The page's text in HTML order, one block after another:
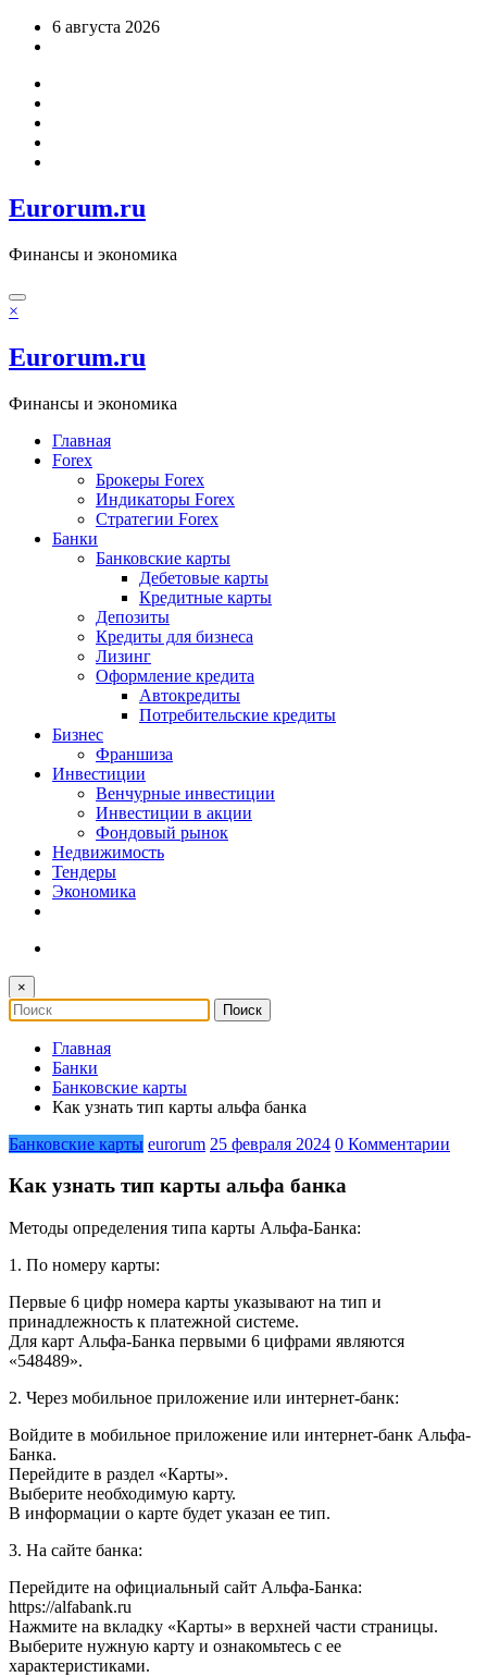
Перейти6 августа 2026
Eurorum.ru
Финансы и экономика
×
Eurorum.ru
Финансы и экономика
Главная
Forex
Брокеры Forex
Индикаторы Forex
Стратегии Forex
Банки
Банковские карты
Дебетовые карты
Кредитные карты
Депозиты
Кредиты для бизнеса
Лизинг
Оформление кредита
Автокредиты
Потребительские кредиты
Бизнес
Франшиза
Инвестиции
Венчурные инвестиции
Инвестиции в акции
Фондовый рынок
Недвижимость
Тендеры
Экономика
×
Главная
Банки
Банковские карты
Как узнать тип карты альфа банка
Банковские карты eurorum 25 февраля 2024 0 Комментарии
Как узнать тип карты альфа банка
Методы определения типа карты Альфа-Банка:
1. По номеру карты:
Первые 6 цифр номера карты указывают на тип и
принадлежность к платежной системе.
Для карт Альфа-Банка первыми 6 цифрами являются
«548489».
2. Через мобильное приложение или интернет-банк:
Войдите в мобильное приложение или интернет-банк Альфа-
Банка.
Перейдите в раздел «Карты».
Выберите необходимую карту.
В информации о карте будет указан ее тип.
3. На сайте банка:
Перейдите на официальный сайт Альфа-Банка:
https://alfabank.ru
Нажмите на вкладку «Карты» в верхней части страницы.
Выберите нужную карту и ознакомьтесь с ее
характеристиками.